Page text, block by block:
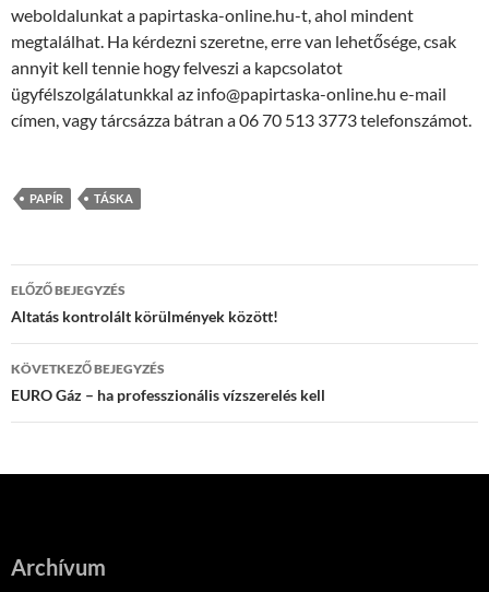
weboldalunkat a papirtaska-online.hu-t, ahol mindent
megtalálhat. Ha kérdezni szeretne, erre van lehetősége, csak
annyit kell tennie hogy felveszi a kapcsolatot
ügyfélszolgálatunkkal az info@papirtaska-online.hu e-mail
címen, vagy tárcsázza bátran a 06 70 513 3773 telefonszámot.
PAPÍR TÁSKA
Bejegyzés
navigáció
ELŐZŐ BEJEGYZÉS
Altatás kontrolált körülmények között!
KÖVETKEZŐ BEJEGYZÉS
EURO Gáz – ha professzionális vízszerelés kell
Archívum